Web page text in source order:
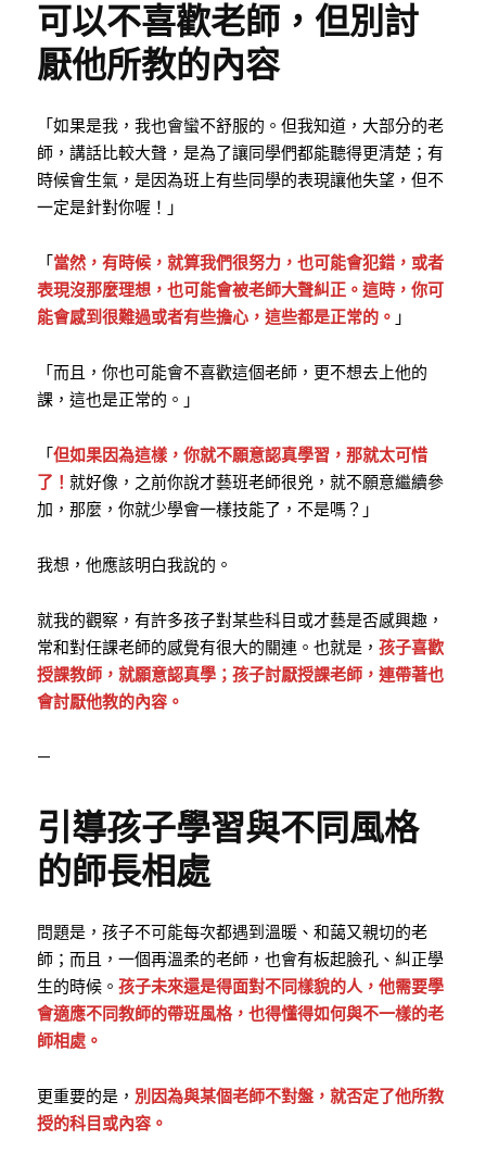
可以不喜歡老師，但別討
厭他所教的內容
「如果是我，我也會蠻不舒服的。但我知道，大部分的老
師，講話比較大聲，是為了讓同學們都能聽得更清楚；有
時候會生氣，是因為班上有些同學的表現讓他失望，但不
一定是針對你喔！」
「 當然，有時候，就算我們很努力，也可能會犯錯，或者
表現沒那麼理想，也可能會被老師大聲糾正。這時，你可
能會感到很難過或者有些擔心，這些都是正常的。 」
「而且，你也可能會不喜歡這個老師，更不想去上他的
課，這也是正常的。」
「 但如果因為這樣，你就不願意認真學習，那就太可惜
了！ 就好像，之前你說才藝班老師很兇，就不願意繼續參
加，那麼，你就少學會一樣技能了，不是嗎？」
我想，他應該明白我說的。
就我的觀察，有許多孩子對某些科目或才藝是否感興趣，
常和對任課老師的感覺有很大的關連。也就是， 孩子喜歡
授課教師，就願意認真學；孩子討厭授課老師，連帶著也
會討厭他教的內容。
—
引導孩子學習與不同風格
的師長相處
問題是，孩子不可能每次都遇到溫暖、和藹又親切的老
師；而且，一個再溫柔的老師，也會有板起臉孔、糾正學
生的時候。 孩子未來還是得面對不同樣貌的人，他需要學
會適應不同教師的帶班風格，也得懂得如何與不一樣的老
師相處。
更重要的是， 別因為與某個老師不對盤，就否定了他所教
授的科目或內容。